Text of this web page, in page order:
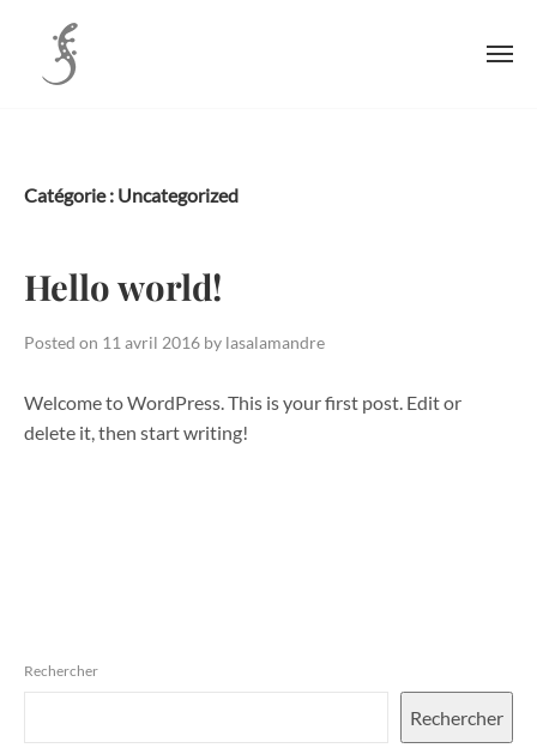
Catégorie : Uncategorized
Hello world!
Posted on 11 avril 2016 by lasalamandre
Welcome to WordPress. This is your first post. Edit or
delete it, then start writing!
Rechercher
Rechercher